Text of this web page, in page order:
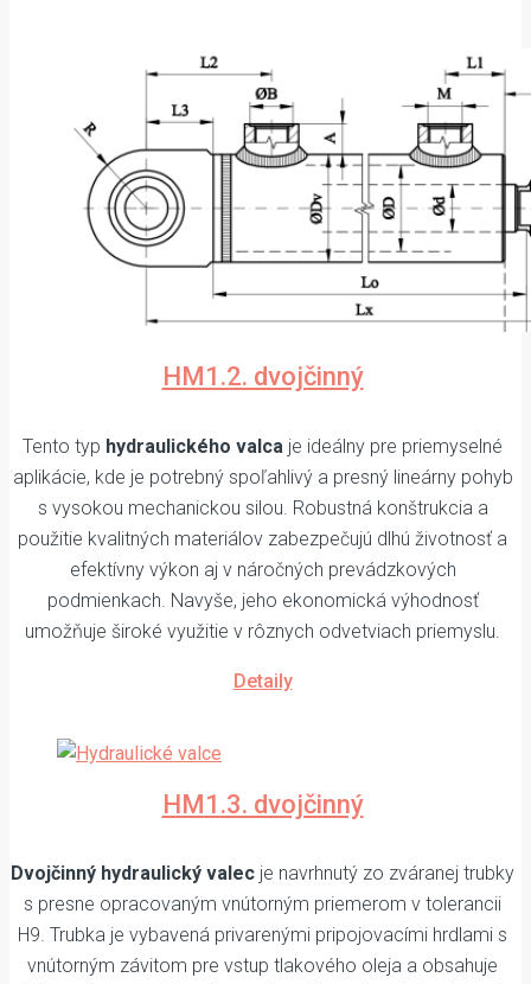
HM1.2. dvojčinný
Tento typ hydraulického valca je ideálny pre priemyselné
aplikácie, kde je potrebný spoľahlivý a presný lineárny pohyb
s vysokou mechanickou silou. Robustná konštrukcia a
použitie kvalitných materiálov zabezpečujú dlhú životnosť a
efektívny výkon aj v náročných prevádzkových
podmienkach. Navyše, jeho ekonomická výhodnosť
umožňuje široké využitie v rôznych odvetviach priemyslu.
Detaily
HM1.3. dvojčinný
Dvojčinný hydraulický valec je navrhnutý zo zváranej trubky
s presne opracovaným vnútorným priemerom v tolerancii
H9. Trubka je vybavená privarenými pripojovacími hrdlami s
vnútorným závitom pre vstup tlakového oleja a obsahuje